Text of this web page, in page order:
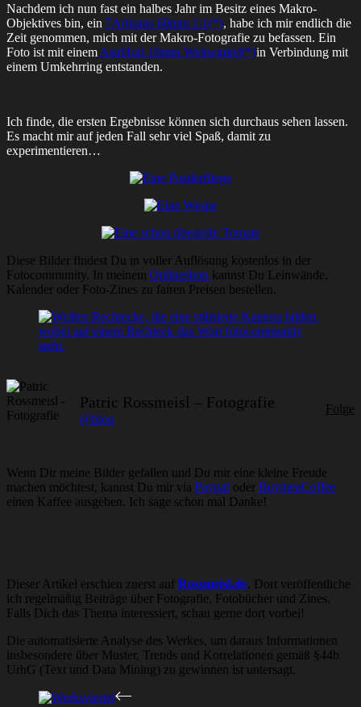
Nachdem ich nun fast ein halbes Jahr im Besitz eines Makro-
Objektives bin, ein 7Artisans 60mm 1:1(*), habe ich mir endlich die
Zeit genommen, mich mit der Makro-Fotografie zu befassen. Ein
Foto ist mit einem AstrHori 10mm Weitwinkel(*)in Verbindung mit
einem Umkehrring entstanden.
Ich finde, die ersten Ergebnisse können sich durchaus sehen lassen.
Es macht mir auf jeden Fall sehr viel Spaß, damit zu
experimentieren…
Diese Bilder findest Du in voller Auflösung kostenlos in der
Fotocommunity. In meinem Onlineshop kannst Du Leinwände,
Kalender oder Foto-Zines zu fairen Preisen bestellen.
Patric Rossmeisl – Fotografie
@blog
Folge
Wenn Dir meine Bilder gefallen und Du mir eine kleine Freude
machen möchtest, kannst Du mir via Paypal oder BuymeaCoffee
einen Kaffee ausgeben. Ich sage schon mal Danke!
Dieser Artikel erschien zuerst auf Rossmeisl.de . Dort veröffentliche
ich regelmäßig Beiträge über Fotografie, Fotobücher und Zines.
Falls Dich das Thema interessiert, schau gerne dort vorbei!
Die automatisierte Analyse des Werkes, um daraus Informationen
insbesondere über Muster, Trends und Korrelationen gemäß §44b
UrhG (Text und Data Mining) zu gewinnen ist untersagt.